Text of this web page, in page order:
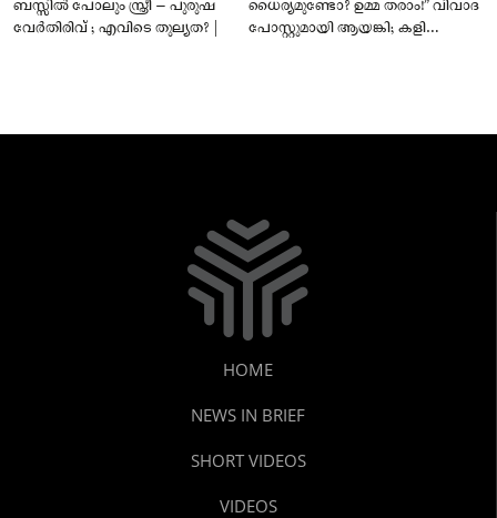
ബസ്സിൽ പോലും സ്ത്രീ – പുരുഷ
വേർതിരിവ് ; എവിടെ തുല്യത? |
ധൈര്യമുണ്ടോ? ഉമ്മ തരാം!” വിവാദ
പോസ്റ്റുമായി ആയങ്കി; കളി
HOME
NEWS IN BRIEF
SHORT VIDEOS
VIDEOS